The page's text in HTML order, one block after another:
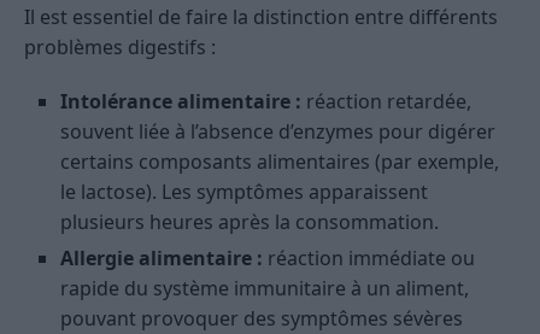
Il est essentiel de faire la distinction entre différents
problèmes digestifs :
Intolérance alimentaire : réaction retardée,
souvent liée à l’absence d’enzymes pour digérer
certains composants alimentaires (par exemple,
le lactose). Les symptômes apparaissent
plusieurs heures après la consommation.
Allergie alimentaire : réaction immédiate ou
rapide du système immunitaire à un aliment,
pouvant provoquer des symptômes sévères